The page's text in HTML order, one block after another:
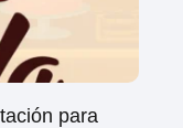
para